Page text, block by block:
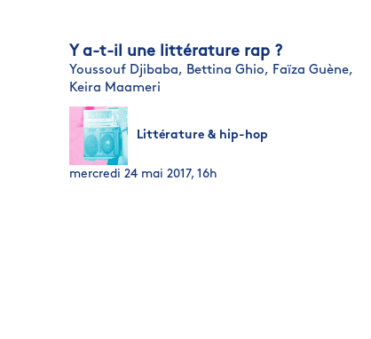
Y a-t-il une littérature rap ?
Youssouf Djibaba, Bettina Ghio, Faïza Guène,
Keira Maameri
Littérature & hip-hop
mercredi 24 mai 2017, 16h